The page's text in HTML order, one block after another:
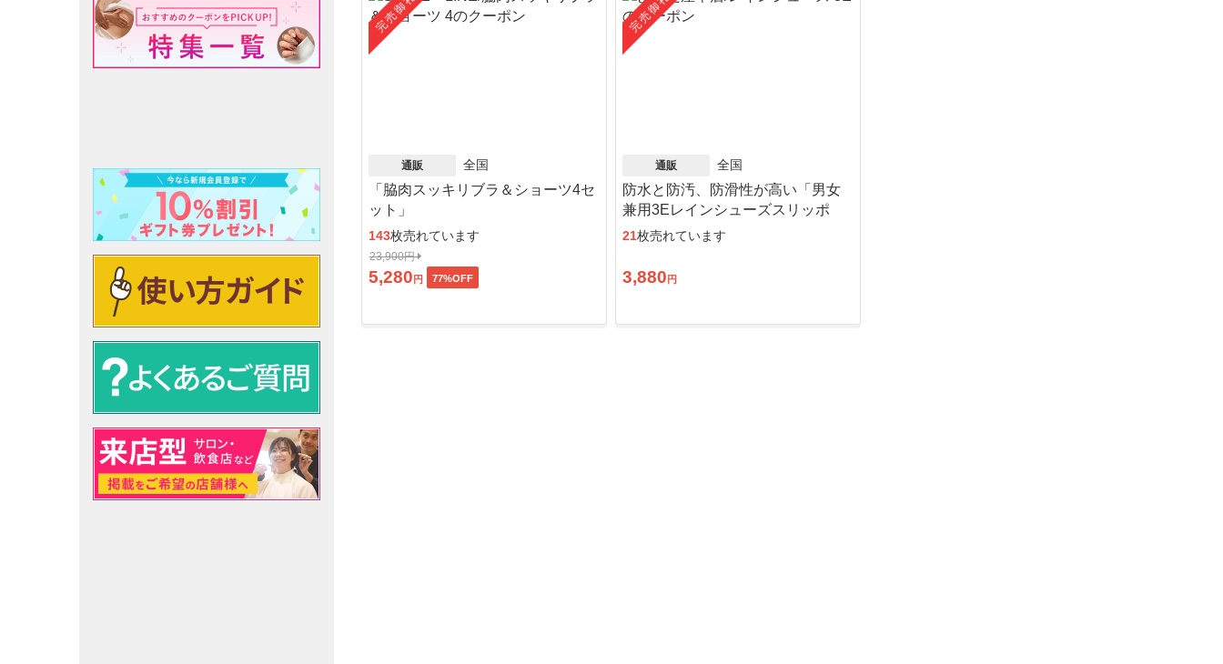
完売御礼
通販 全国
「脇肉スッキリブラ＆ショーツ4セ
ット」
143枚売れています
23,900円
5,280 円 77%OFF
完売御礼
通販 全国
防水と防汚、防滑性が高い「男女
兼用3Eレインシューズスリッポ
ン」
21枚売れています
3,880 円